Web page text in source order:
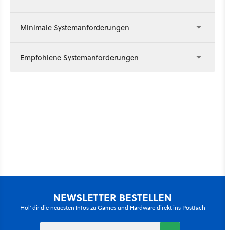
Minimale Systemanforderungen
Empfohlene Systemanforderungen
NEWSLETTER BESTELLEN
Hol' dir die neuesten Infos zu Games und Hardware direkt ins Postfach